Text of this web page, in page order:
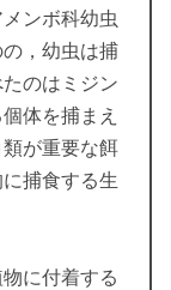
ンボ科幼虫
，幼虫は捕
のはミジン
体を捕まえ
が重要な餌
捕食する生
に付着する